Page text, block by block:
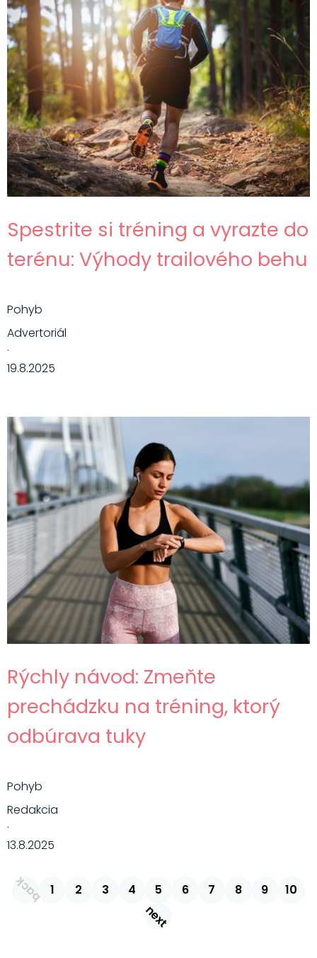
Spestrite si tréning a vyrazte do
terénu: Výhody trailového behu
Pohyb
Advertoriál
·
19.8.2025
Rýchly návod: Zmeňte
prechádzku na tréning, ktorý
odbúrava tuky
Pohyb
Redakcia
·
13.8.2025
back 1 2 3 4 5 6 7 8 9 10
next